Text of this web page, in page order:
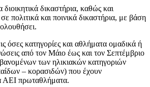
δικαστήρια, καθώς και
πολιτικά και ποινικά δικαστήρια, με βάση
όσες κατηγορίες και αθλήματα ομαδικά ή
από τον Μάιο έως και τον Σεπτέμβριο
των ηλικιακών κατηγοριών
– κορασιδών) που έχουν
ΑΕΙ πρωταθλήματα.